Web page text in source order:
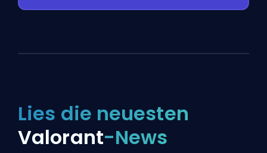
Lies die neuesten
Valorant-News